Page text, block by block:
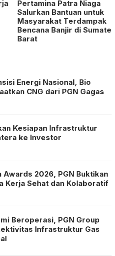
Energi Nasional, Bio
CNG dari PGN Gagas
Kesiapan Infrastruktur
ke Investor
Awards 2026, PGN Buktikan
Kerja Sehat dan Kolaboratif
Beroperasi, PGN Group
Infrastruktur Gas